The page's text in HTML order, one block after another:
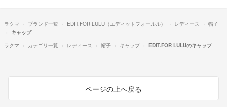
ラクマ ブランド一覧 EDIT.FOR LULU（エディットフォールル） レディース
帽子
キャップ
ラクマ
カテゴリ一覧 レディース 帽子 キャップ EDIT.FOR LULUのキャップ
ページの上へ戻る